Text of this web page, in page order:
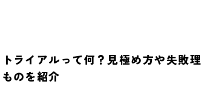
ライアルって何？見極め方や失敗理
のを紹介